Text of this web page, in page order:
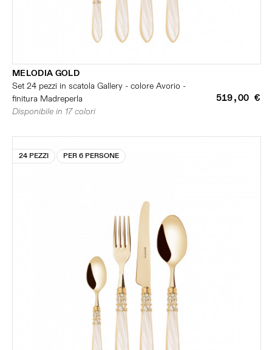
MELODIA GOLD
Set 24 pezzi in scatola Gallery - colore Avorio -
finitura Madreperla
519,00 €
Disponibile in 17 colori
24 PEZZI PER 6 PERSONE